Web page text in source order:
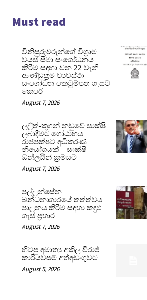
Must read
විනිසුරුවරුන්ගේ විශ්‍රාම
වයස් සීමා සංශෝධනය
කිරීම සඳහා වන 22 වැනි
ආණ්ඩුක්‍රම ව්‍යවස්ථා
සංශෝධන කෙටුම්පත ගැසට්
කෙරේ
August 7, 2026
ලලිත්-කූගන් නඩුවේ සාක්ෂි
ලබාදීමට ගෝඨාභය
රාජපක්ෂට අධිකරණ
නියෝගයක් – සාක්ෂි
ඔන්ලයින් ක්‍රමයට
August 7, 2026
පල්ලන්සේන
බන්ධනාගාරයේ තත්ත්වය
පාලනය කිරීම සඳහා කඳුළු
ගෑස් ප්‍රහාර
August 7, 2026
හිටපු අමාත්‍ය අකිල විරාජ්
කාරියවසම් අත්අඩංගුවට
August 5, 2026